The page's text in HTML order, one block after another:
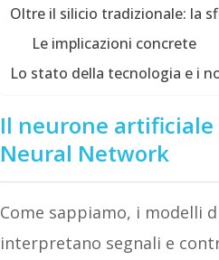
Oltre il silicio tradizionale: la
Le implicazioni concrete
Lo stato della tecnologia e i
Il neurone artificiale
Neural Network
Come sappiamo, i modelli
interpretano segnali e